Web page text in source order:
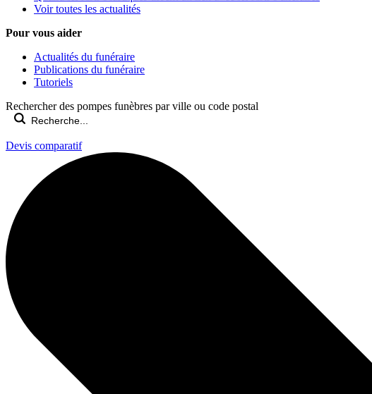
Voir toutes les actualités
Pour vous aider
Actualités du funéraire
Publications du funéraire
Tutoriels
Rechercher des pompes funèbres par ville ou code postal
Devis comparatif